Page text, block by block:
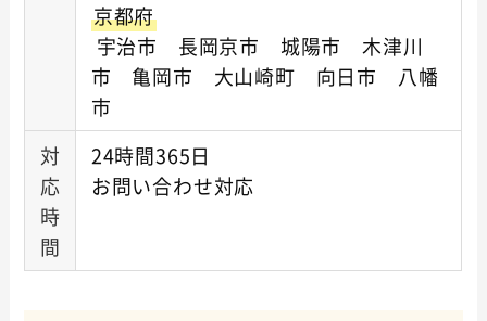
京都府
宇治市 長岡京市 城陽市 木津川
市 亀岡市 大山崎町 向日市 八幡
市
対
応
時
間
24時間365日
お問い合わせ対応